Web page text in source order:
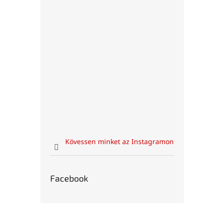
Kövessen minket az Instagramon
Facebook